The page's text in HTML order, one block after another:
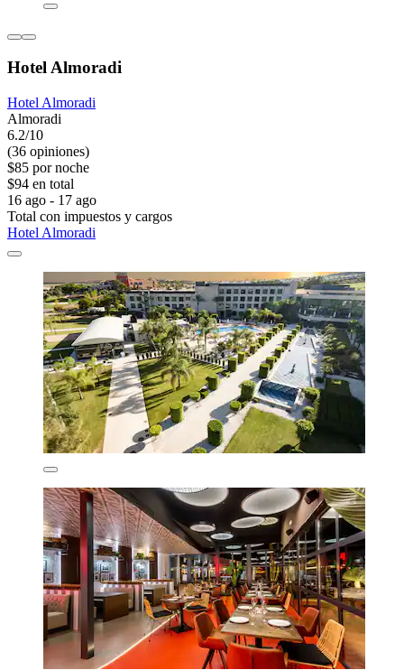
Hotel Almoradi
Hotel Almoradi
Almoradi
6.2/10
(36 opiniones)
$85 por noche
$94 en total
16 ago - 17 ago
Total con impuestos y cargos
Hotel Almoradi